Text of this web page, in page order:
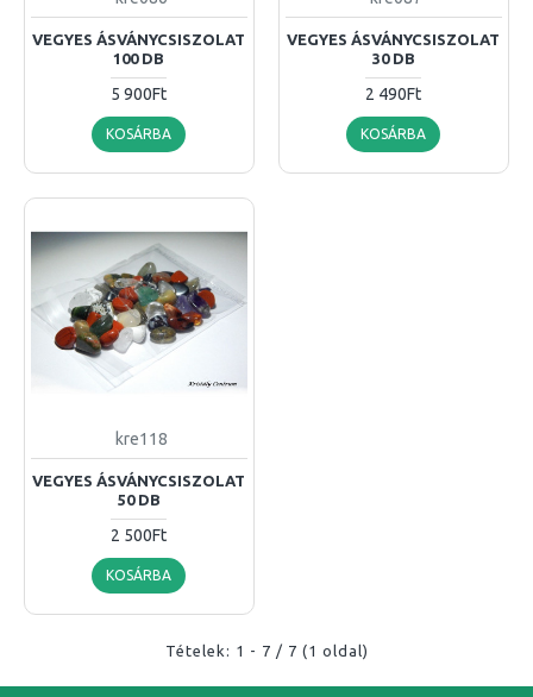
VEGYES ÁSVÁNYCSISZOLAT
100 DB
5 900Ft
KOSÁRBA
VEGYES ÁSVÁNYCSISZOLAT
30 DB
2 490Ft
KOSÁRBA
kre118
VEGYES ÁSVÁNYCSISZOLAT
50 DB
2 500Ft
KOSÁRBA
Tételek: 1 - 7 / 7 (1 oldal)